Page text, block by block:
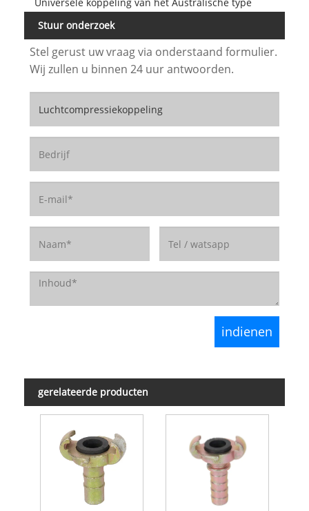
Stuur onderzoek
Stel gerust uw vraag via onderstaand formulier.
Wij zullen u binnen 24 uur antwoorden.
gerelateerde producten